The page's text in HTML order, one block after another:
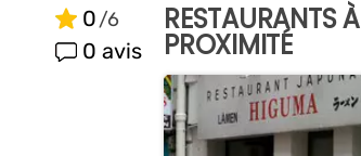
0
0 avis
RESTAURANTS À
PROXIMITÉ